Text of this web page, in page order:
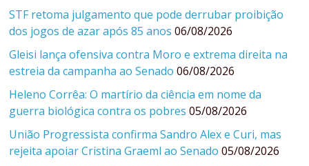
STF retoma julgamento que pode derrubar proibição
dos jogos de azar após 85 anos 06/08/2026
Gleisi lança ofensiva contra Moro e extrema direita na
estreia da campanha ao Senado 06/08/2026
Heleno Corrêa: O martírio da ciência em nome da
guerra biológica contra os pobres 05/08/2026
União Progressista confirma Sandro Alex e Curi, mas
rejeita apoiar Cristina Graeml ao Senado 05/08/2026